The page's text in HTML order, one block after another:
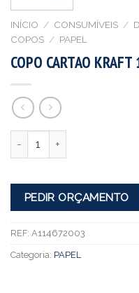
INÍCIO / CONSUMÍVEIS /
COPOS / PAPEL
COPO CARTAO
PEDIR ORÇAMENTO
REF: A114672003
Categoria: PAPEL